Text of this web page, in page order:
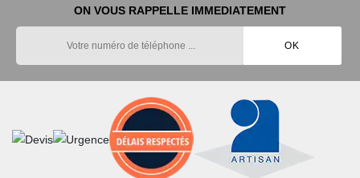
ON VOUS RAPPELLE IMMEDIATEMENT